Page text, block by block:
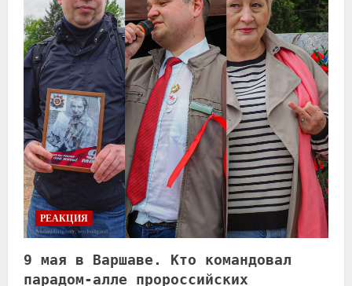
РЕАКЦИЯ
9 мая в Варшаве. Кто командовал
парадом-алле пророссийских